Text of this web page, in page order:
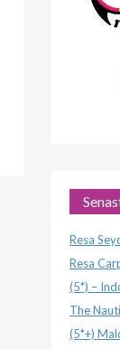
Resa
Resa
(5*) –
The
(5*+)